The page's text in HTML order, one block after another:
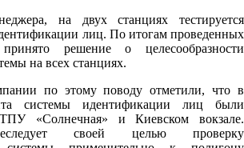
на двух станциях тестируется
лиц. По итогам проведенных
решение о целесообразности
на всех станциях.
по этому поводу отметили, что в
системы идентификации лиц были
«Солнечная» и Киевском вокзале.
своей целью проверку